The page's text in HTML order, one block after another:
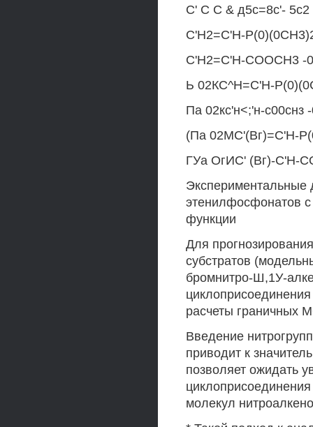
С' С С & д5с=8с'- 5с2
С'Н2=С'Н-
С'Н2=С'Н-СООСН3 -0
Ь 02КС^Н=С'Н-
Па 02кс'н<;'н-с00снз
(Па 02МС'(Вг)=С'Н-
ГУа ОгИС' (Вг)-С'Н-
этенилфосфонатов
функции
Для
субстратов
бромнитро-Ш,1У-
расчеты граничных
Введение
приводит к
позволяет ожидать
молекул